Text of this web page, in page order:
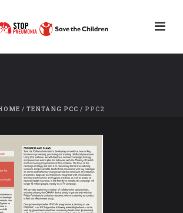
/ TENTANG PCC / PPC2